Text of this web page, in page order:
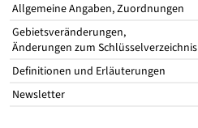
Allgemeine Angaben, Zuordnungen
Gebietsveränderungen,
Änderungen zum Schlüsselverzeichnis
Definitionen und Erläuterungen
Newsletter